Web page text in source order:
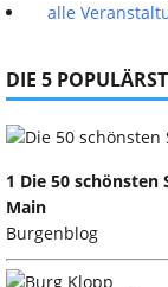
alle
DIE 5
1 Die 50
Main
Burgenblog